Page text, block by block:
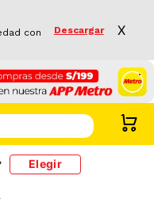
con
Descargar X
Elegir